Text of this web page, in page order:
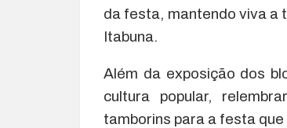
da festa, mantendo viva a
Itabuna.
Além da exposição dos
cultura popular,
tamborins para a festa que